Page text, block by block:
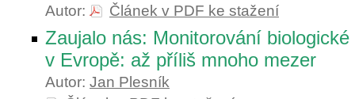
Autor: Článek v PDF ke stažení
Zaujalo nás: Monitorování
v Evropě: až příliš mnoho mezer
Autor: Jan Plesník